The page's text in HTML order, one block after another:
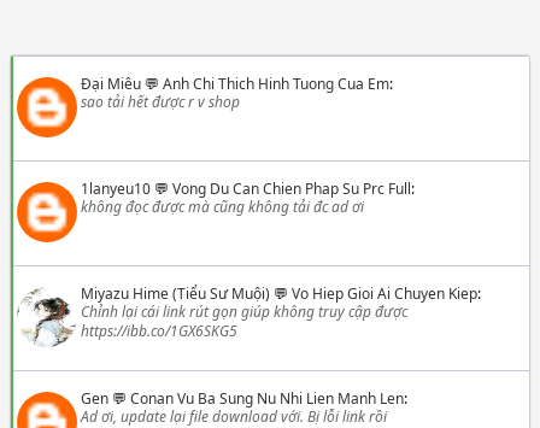
Đại Miêu💬 Anh Chi Thich Hinh Tuong Cua Em:
sao tải hết được r v shop
1lanyeu10💬 Vong Du Can Chien Phap Su Prc Full:
không đọc được mà cũng không tải đc ad ơi
Miyazu Hime (Tiểu Sư Muội) 💬 Vo Hiep Gioi Ai Chuyen Kiep:
Chỉnh lại cái link rút gọn giúp không truy cập được
https://ibb.co/1GX6SKG5
Gen💬 Conan Vu Ba Sung Nu Nhi Lien Manh Len:
Ad ơi, update lại file download với. Bị lỗi link rồi